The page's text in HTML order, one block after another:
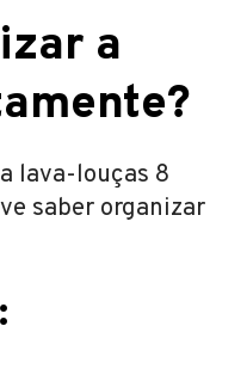
a
lava-louças 8
saber organizar